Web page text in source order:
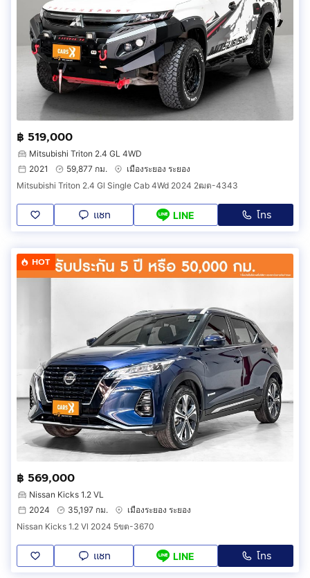
฿ 519,000
Mitsubishi Triton 2.4 GL 4WD
2021
59,877 กม.
เมืองระยอง ระยอง
Mitsubishi Triton 2.4 Gl Single Cab 4Wd 2024 2ฒต-4343
แชท LINE โทร
HOT
฿ 569,000
Nissan Kicks 1.2 VL
2024
35,197 กม.
เมืองระยอง ระยอง
Nissan Kicks 1.2 Vl 2024 5ขต-3670
แชท LINE โทร